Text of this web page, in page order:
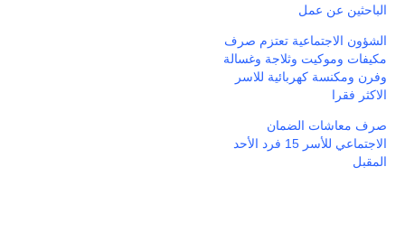
الباحثين عن عمل
الشؤون الاجتماعية تعتزم صرف
مكيفات وموكيت وثلاجة وغسالة
وفرن ومكنسة كهربائية للاسر
الاكثر فقرا
صرف معاشات الضمان
الاجتماعي للأسر 15 فرد الأحد
المقبل